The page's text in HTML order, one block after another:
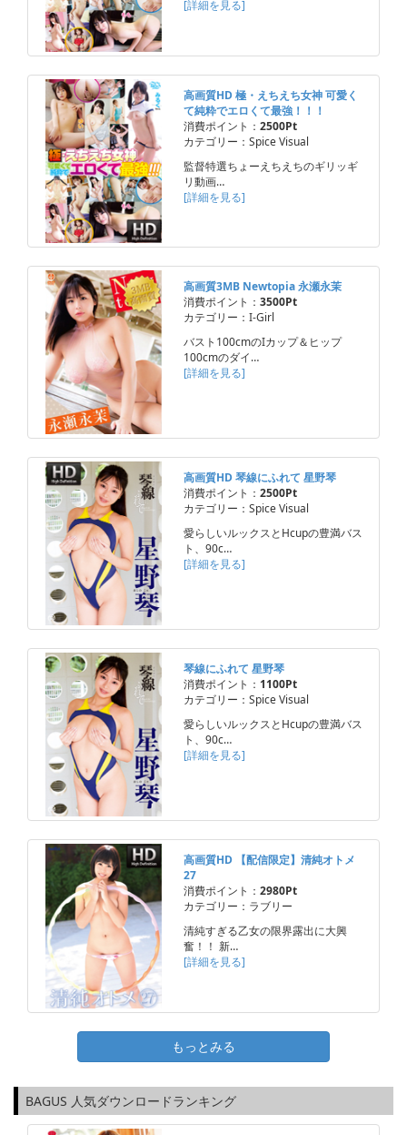
[詳細を見る]
高画質HD 極・えちえち女神 可愛く
て純粋でエロくて最強！！！
消費ポイント： 2500Pt
カテゴリー：Spice Visual
監督特選ちょーえちえちのギリッギ
リ動画…
[詳細を見る]
高画質3MB Newtopia 永瀬永茉
消費ポイント： 3500Pt
カテゴリー：I-Girl
バスト100cmのIカップ＆ヒップ
100cmのダイ…
[詳細を見る]
高画質HD 琴線にふれて 星野琴
消費ポイント： 2500Pt
カテゴリー：Spice Visual
愛らしいルックスとHcupの豊満バス
ト、90c…
[詳細を見る]
琴線にふれて 星野琴
消費ポイント： 1100Pt
カテゴリー：Spice Visual
愛らしいルックスとHcupの豊満バス
ト、90c…
[詳細を見る]
高画質HD 【配信限定】清純オトメ
27
消費ポイント： 2980Pt
カテゴリー：ラブリー
清純すぎる乙女の限界露出に大興
奮！！ 新…
[詳細を見る]
もっとみる
BAGUS 人気ダウンロードランキング